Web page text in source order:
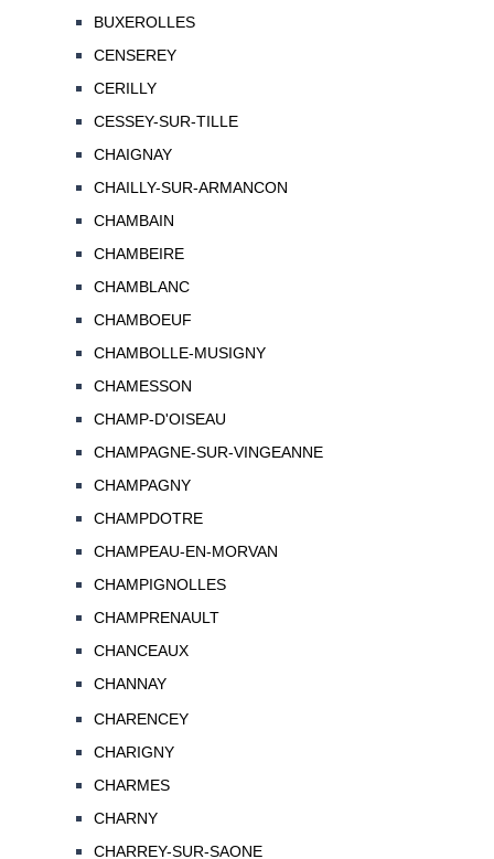
BUXEROLLES
CENSEREY
CERILLY
CESSEY-SUR-TILLE
CHAIGNAY
CHAILLY-SUR-ARMANCON
CHAMBAIN
CHAMBEIRE
CHAMBLANC
CHAMBOEUF
CHAMBOLLE-MUSIGNY
CHAMESSON
CHAMP-D'OISEAU
CHAMPAGNE-SUR-VINGEANNE
CHAMPAGNY
CHAMPDOTRE
CHAMPEAU-EN-MORVAN
CHAMPIGNOLLES
CHAMPRENAULT
CHANCEAUX
CHANNAY
CHARENCEY
CHARIGNY
CHARMES
CHARNY
CHARREY-SUR-SAONE